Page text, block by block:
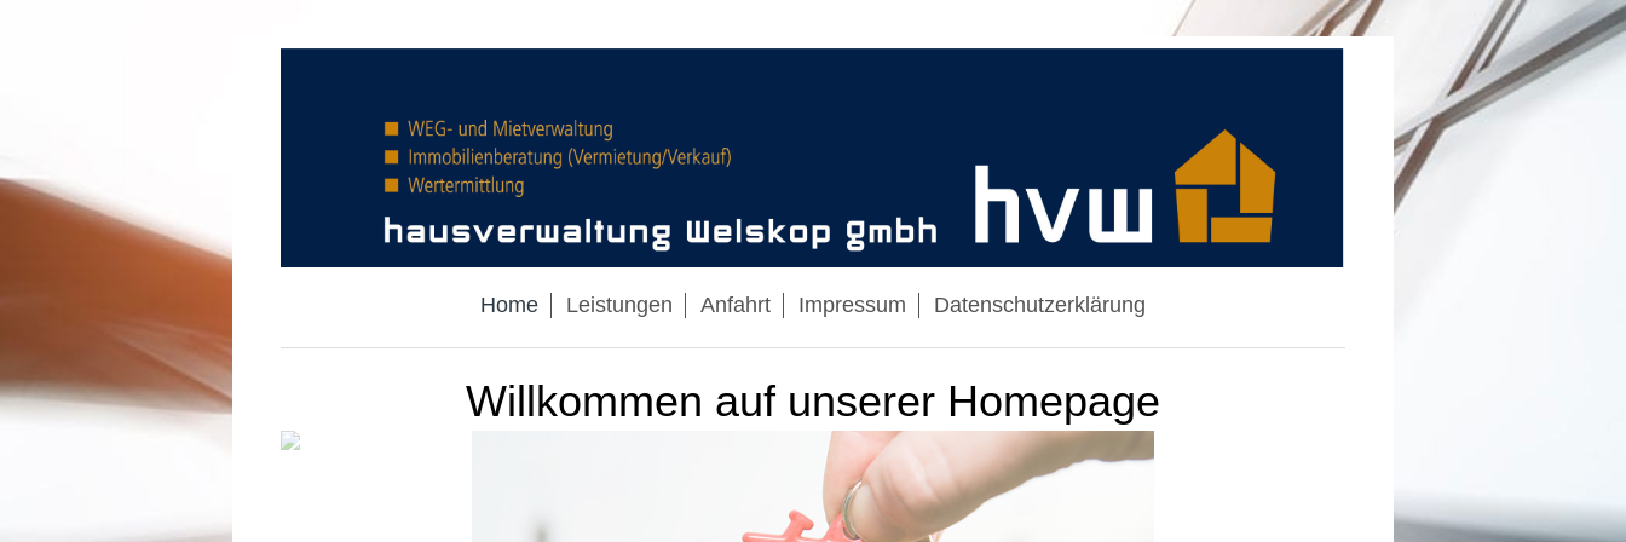
Home Leistungen Anfahrt Impressum Datenschutzerklärung
Willkommen auf unserer Homepage